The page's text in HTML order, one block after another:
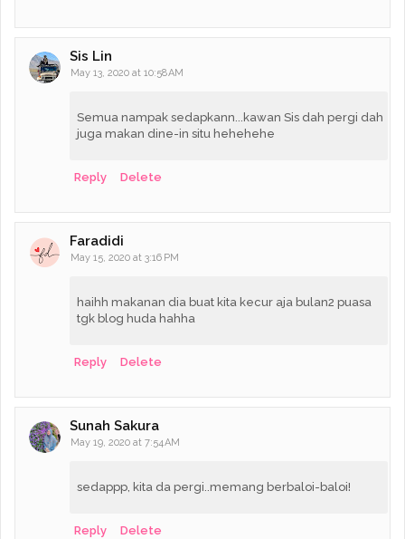
Sis Lin
May 13, 2020 at 10:58 AM
Semua nampak sedapkann...kawan Sis dah pergi dah
juga makan dine-in situ hehehehe
Reply Delete
Faradidi
May 15, 2020 at 3:16 PM
haihh makanan dia buat kita kecur aja bulan2 puasa
tgk blog huda hahha
Reply Delete
Sunah Sakura
May 19, 2020 at 7:54 AM
sedappp, kita da pergi..memang berbaloi-baloi!
Reply Delete